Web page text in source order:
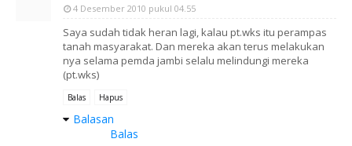
4 Desember 2010 pukul 04.55
Saya sudah tidak heran lagi, kalau pt.wks itu perampas
tanah masyarakat. Dan mereka akan terus melakukan
nya selama pemda jambi selalu melindungi mereka
(pt.wks)
Balas Hapus
Balasan
Balas